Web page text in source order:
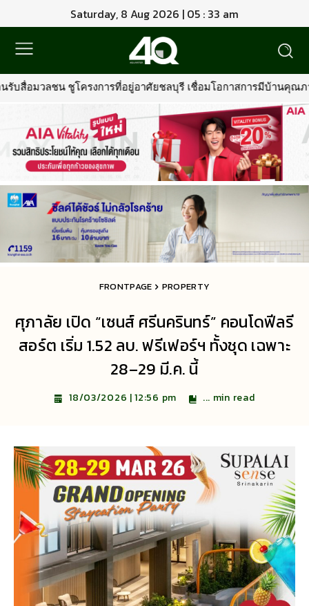
Saturday, 8 Aug 2026 | 05 : 34 am
ชลบุรี เชื่อมโอกาสการมีบ้านคุณภาพ รองรับการเติบโตพื้นที่ EEC
FRONTPAGE PROPERTY
ศุภาลัย เปิด “เซนส์ ศรีนครินทร์” คอนโดฟีลรี
สอร์ต เริ่ม 1.52 ลบ. ฟรีเฟอร์ฯ ทั้งชุด เฉพาะ
28–29 มี.ค. นี้
18/03/2026 | 12:56 pm ... min read